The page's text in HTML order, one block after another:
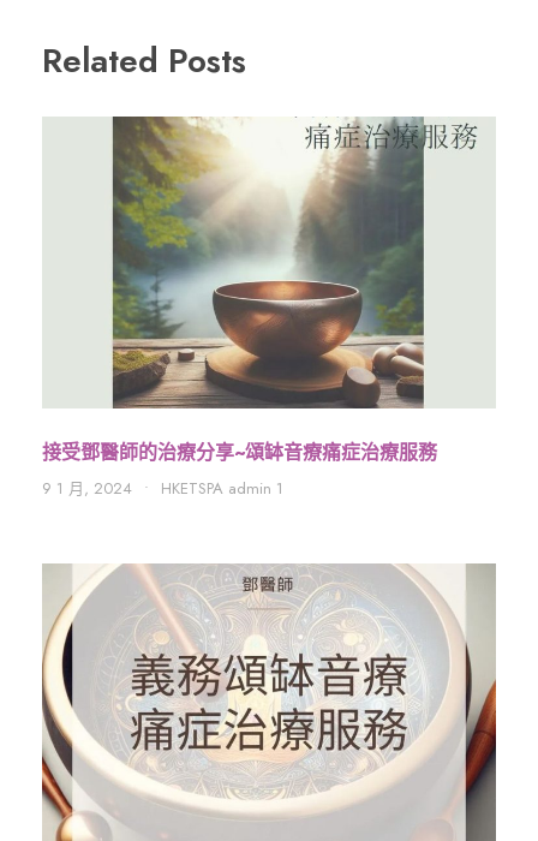
Related Posts
接受鄧醫師的治療分享~頌缽音療痛症治療服務
9 1 月, 2024 • HKETSPA admin 1